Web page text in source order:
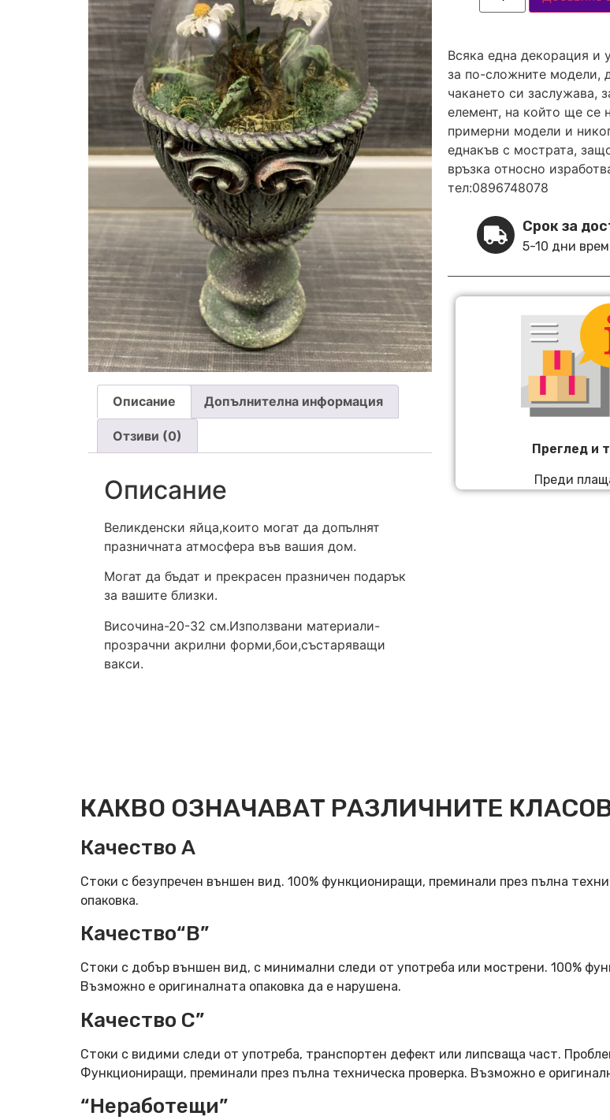
Описание Допълнителна информация
Отзиви (0)
Описание
Великденски яйца,които могат да допълнят
празничната атмосфера във вашия дом.
Могат да бъдат и прекрасен празничен подарък
за вашите близки.
Височина-20-32 см.Използвани материали-
прозрачни акрилни форми,бои,състаряващи
вакси.
Всяка една декорация и
за по-сложните модели,
чакането си заслужава,
елемент, на който ще се
примерни модели и
еднакъв с мострата,
връзка относно
тел:0896748078
Срок за
5-10 дни
Преглед и
Преди
КАКВО ОЗНАЧАВАТ РАЗЛИЧНИТЕ
Качество А
Стоки с безупречен външен вид. 100% функциониращи, преминали през пълна
опаковка.
Качество“B”
Стоки с добър външен вид, с минимални следи от употреба или мострени. 100%
Възможно е оригиналната опаковка да е нарушена.
Качество C”
Стоки с видими следи от употреба, транспортен дефект или липсваща част.
Функциониращи, преминали през пълна техническа проверка. Възможно е
“Неработещи”